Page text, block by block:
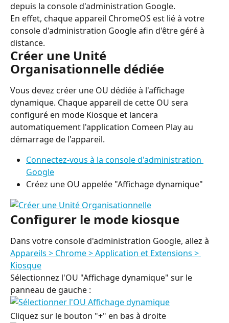
depuis la console d'administration Google.
En effet, chaque appareil ChromeOS est lié à votre
console d'administration Google afin d'être géré à
distance.
Créer une Unité
Organisationnelle dédiée
Vous devez créer une OU dédiée à l'affichage
dynamique. Chaque appareil de cette OU sera
configuré en mode Kiosque et lancera
automatiquement l'application Comeen Play au
démarrage de l'appareil.
Connectez-vous à la console d'administration
Google
Créez une OU appelée "Affichage dynamique"
Configurer le mode kiosque
Dans votre console d'administration Google, allez à
Appareils > Chrome > Application et Extensions >
Kiosque
Sélectionnez l'OU "Affichage dynamique" sur le
panneau de gauche :
Cliquez sur le bouton "+" en bas à droite